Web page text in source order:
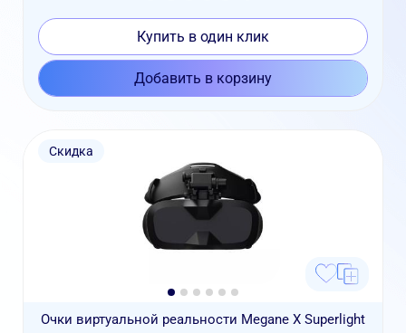
Купить в один клик
Добавить в корзину
Скидка
Очки виртуальной реальности Megane X Superlight